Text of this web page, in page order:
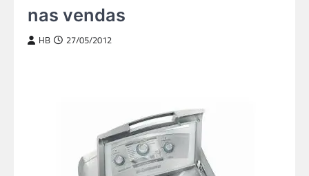
nas vendas
HB 27/05/2012